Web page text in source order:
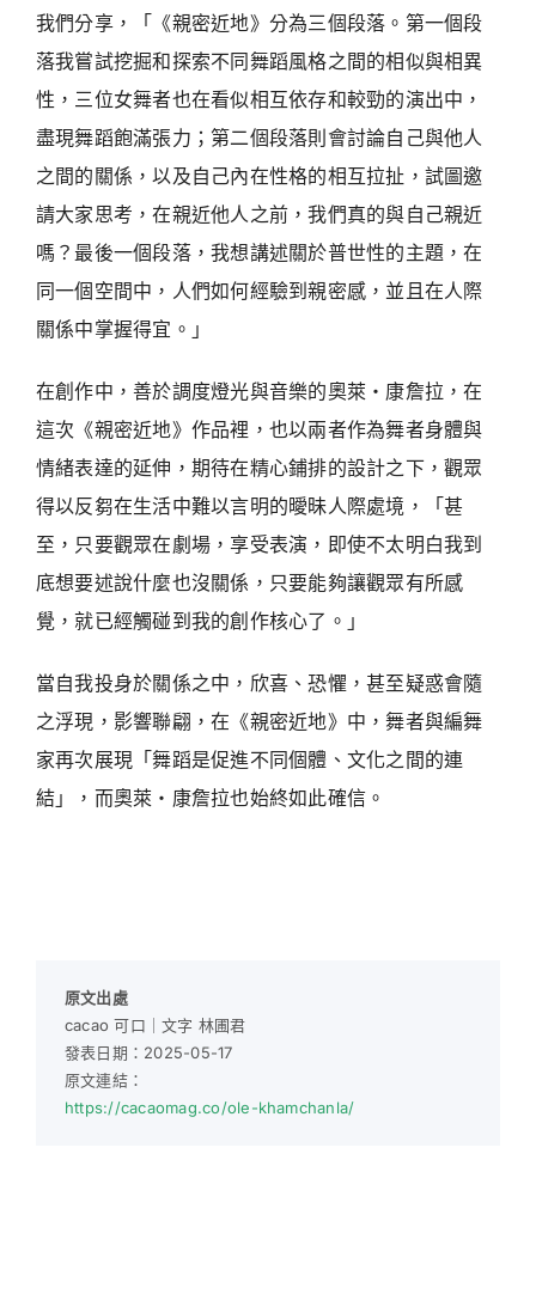
我們分享，「《親密近地》分為三個段落。第一個段
落我嘗試挖掘和探索不同舞蹈風格之間的相似與相異
性，三位女舞者也在看似相互依存和較勁的演出中，
盡現舞蹈飽滿張力；第二個段落則會討論自己與他人
之間的關係，以及自己內在性格的相互拉扯，試圖邀
請大家思考，在親近他人之前，我們真的與自己親近
嗎？最後一個段落，我想講述關於普世性的主題，在
同一個空間中，人們如何經驗到親密感，並且在人際
關係中掌握得宜。」
在創作中，善於調度燈光與音樂的奧萊・康詹拉，在
這次《親密近地》作品裡，也以兩者作為舞者身體與
情緒表達的延伸，期待在精心鋪排的設計之下，觀眾
得以反芻在生活中難以言明的曖昧人際處境，「甚
至，只要觀眾在劇場，享受表演，即使不太明白我到
底想要述說什麼也沒關係，只要能夠讓觀眾有所感
覺，就已經觸碰到我的創作核心了。」
當自我投身於關係之中，欣喜、恐懼，甚至疑惑會隨
之浮現，影響聯翩，在《親密近地》中，舞者與編舞
家再次展現「舞蹈是促進不同個體、文化之間的連
結」，而奧萊・康詹拉也始終如此確信。
原文出處
cacao 可口｜文字 林圃君
發表日期：2025-05-17
原文連結：
https://cacaomag.co/ole-khamchanla/